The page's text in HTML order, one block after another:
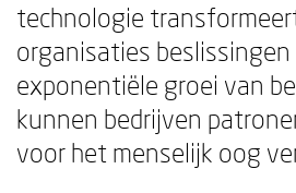
technologie
organisaties beslissingen
exponentiële groei van
kunnen bedrijven
voor het menselijk oog